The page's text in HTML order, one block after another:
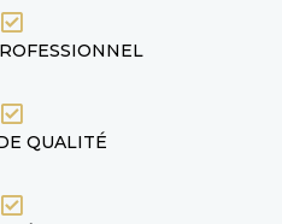
QUALITÉ